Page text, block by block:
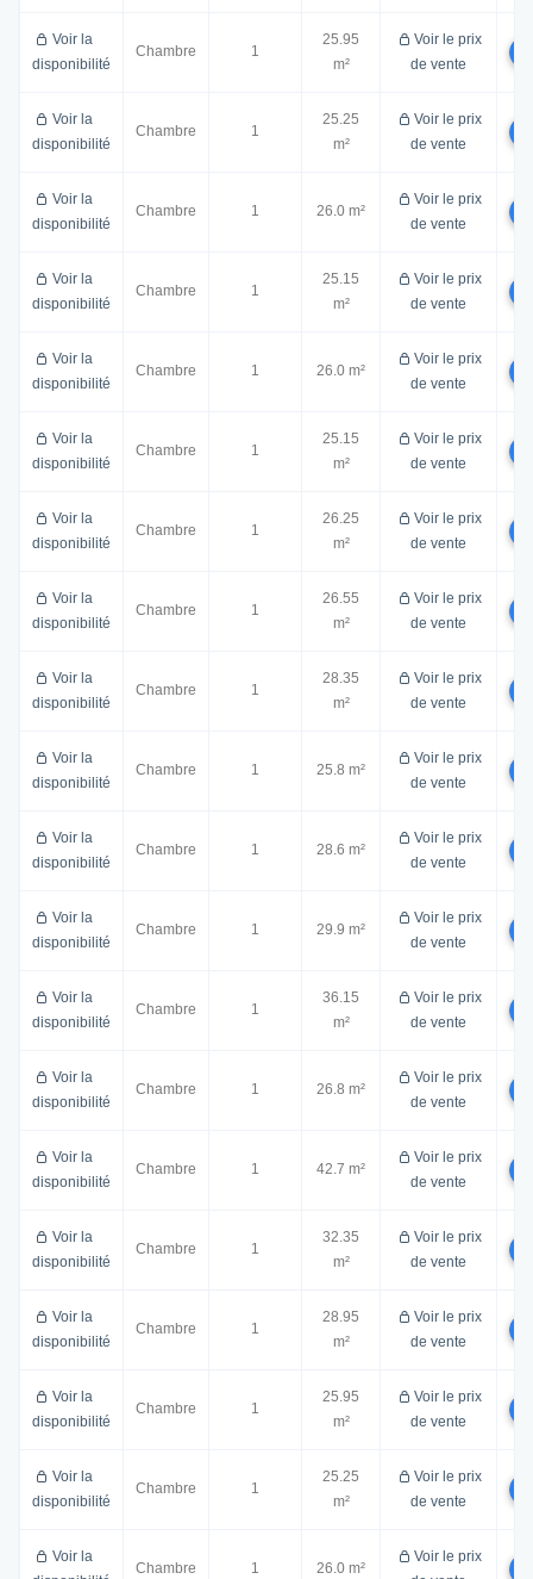
Voir la
disponibilité
Chambre 1
25.95
m²
Voir le prix
de vente
Voir la
disponibilité
Chambre 1
25.25
m²
Voir le prix
de vente
Voir la
disponibilité
Chambre 1 26.0 m²
Voir le prix
de vente
Voir la
disponibilité
Chambre 1
25.15
m²
Voir le prix
de vente
Voir la
disponibilité
Chambre 1 26.0 m²
Voir le prix
de vente
Voir la
disponibilité
Chambre 1
25.15
m²
Voir le prix
de vente
Voir la
disponibilité
Chambre 1
26.25
m²
Voir le prix
de vente
Voir la
disponibilité
Chambre 1
26.55
m²
Voir le prix
de vente
Voir la
disponibilité
Chambre 1
28.35
m²
Voir le prix
de vente
Voir la
disponibilité
Chambre 1 25.8 m²
Voir le prix
de vente
Voir la
disponibilité
Chambre 1 28.6 m²
Voir le prix
de vente
Voir la
disponibilité
Chambre 1 29.9 m²
Voir le prix
de vente
Voir la
disponibilité
Chambre 1
36.15
m²
Voir le prix
de vente
Voir la
disponibilité
Chambre 1 26.8 m²
Voir le prix
de vente
Voir la
disponibilité
Chambre 1 42.7 m²
Voir le prix
de vente
Voir la
disponibilité
Chambre 1
32.35
m²
Voir le prix
de vente
Voir la
disponibilité
Chambre 1
28.95
m²
Voir le prix
de vente
Voir la
disponibilité
Chambre 1
25.95
m²
Voir le prix
de vente
Voir la
disponibilité
Chambre 1
25.25
m²
Voir le prix
de vente
Voir la
Chambre 1 26.0 m²
Voir le prix